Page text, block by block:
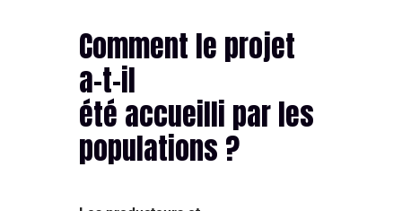
Comment le projet
a-t-il
été accueilli par les
populations ?